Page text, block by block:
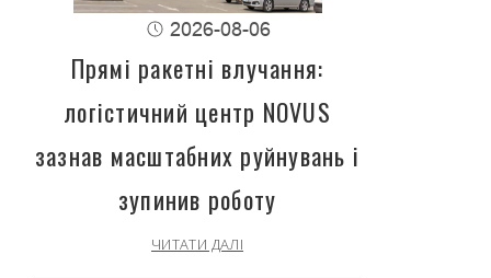
2026-08-06
Прямі ракетні влучання:
логістичний центр NOVUS
зазнав масштабних руйнувань і
зупинив роботу
ЧИТАТИ ДАЛІ